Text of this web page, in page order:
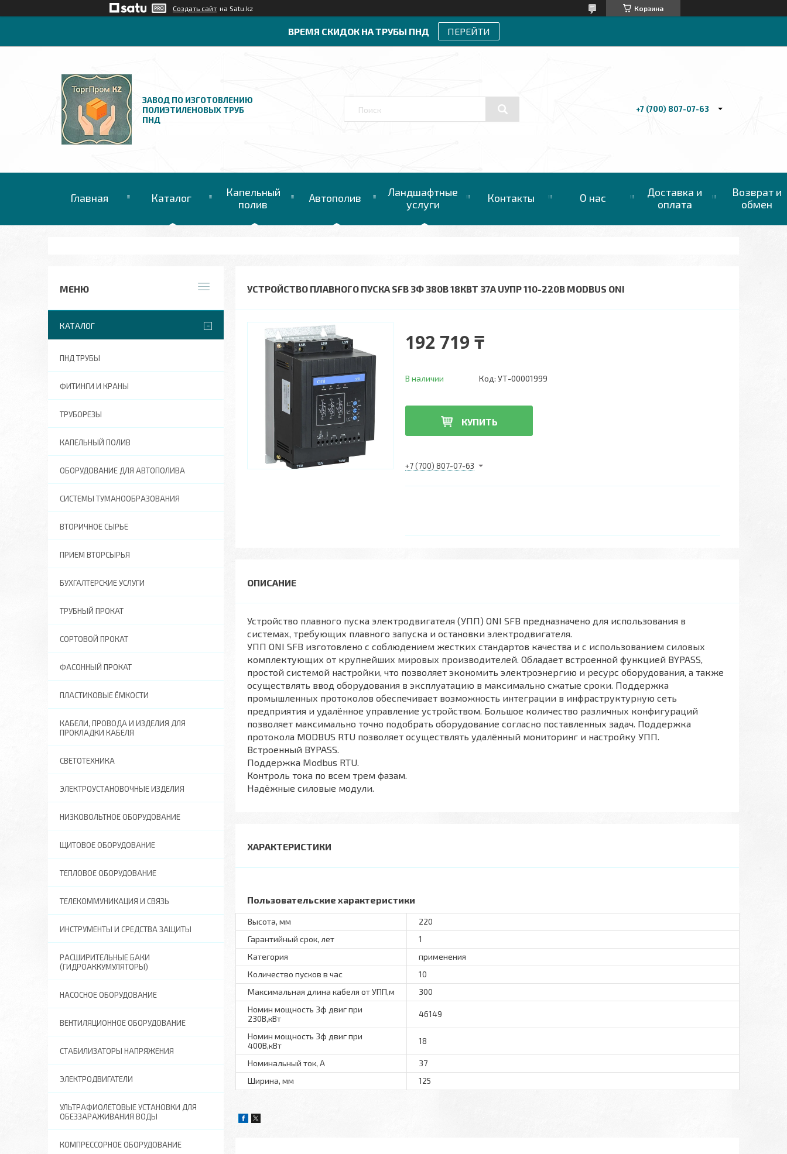
Создать сайт на Satu.kz Корзина
ВРЕМЯ СКИДОК НА ТРУБЫ ПНД ПЕРЕЙТИ
ЗАВОД ПО ИЗГОТОВЛЕНИЮ
ПОЛИЭТИЛЕНОВЫХ ТРУБ
ПНД
+7 (700) 807-07-63
Главная Каталог
Капельный
полив
Автополив
Ландшафтные
услуги
Контакты О нас
Доставка и
оплата
Возврат и
обмен
УСТРОЙСТВО ПЛАВНОГО ПУСКА SFB 3Ф 380В 18КВТ 37A UУПР 110-220В MODBUS ONI
192 719 ₸
В наличии Код: УТ-00001999
КУПИТЬ
+7 (700) 807-07-63
Устройство плавного пуска электродвигателя (УПП) ONI SFB предназначено для использования в
системах, требующих плавного запуска и остановки электродвигателя.
УПП ONI SFB изготовлено с соблюдением жестких стандартов качества и с использованием силовых
комплектующих от крупнейших мировых производителей. Обладает встроенной функцией BYPASS,
простой системой настройки, что позволяет экономить электроэнергию и ресурс оборудования, а также
осуществлять ввод оборудования в эксплуатацию в максимально сжатые сроки. Поддержка
промышленных протоколов обеспечивает возможность интеграции в инфраструктурную сеть
предприятия и удалённое управление устройством. Большое количество различных конфигураций
позволяет максимально точно подобрать оборудование согласно поставленных задач. Поддержка
протокола MODBUS RTU позволяет осуществлять удалённый мониторинг и настройку УПП.
Встроенный BYPASS.
Поддержка Modbus RTU.
Контроль тока по всем трем фазам.
Надёжные силовые модули.
ХАРАКТЕРИСТИКИ
Пользовательские характеристики
Высота, мм
220
Гарантийный срок, лет
1
Категория
применения
Количество пусков в час
10
Максимальная длина кабеля от УПП,м
300
Номин мощность 3ф двиг при
230В,кВт
46149
Номин мощность 3ф двиг при
400В,кВт
18
Номинальный ток, А
37
Ширина, мм
125
КАТАЛОГ
ПНД ТРУБЫ
ФИТИНГИ И КРАНЫ
ТРУБОРЕЗЫ
КАПЕЛЬНЫЙ ПОЛИВ
ОБОРУДОВАНИЕ ДЛЯ АВТОПОЛИВА
СИСТЕМЫ ТУМАНООБРАЗОВАНИЯ
ВТОРИЧНОЕ СЫРЬЕ
ПРИЕМ ВТОРСЫРЬЯ
БУХГАЛТЕРСКИЕ УСЛУГИ
ТРУБНЫЙ ПРОКАТ
СОРТОВОЙ ПРОКАТ
ФАСОННЫЙ ПРОКАТ
ПЛАСТИКОВЫЕ ЁМКОСТИ
КАБЕЛИ, ПРОВОДА И ИЗДЕЛИЯ ДЛЯ
ПРОКЛАДКИ КАБЕЛЯ
СВЕТОТЕХНИКА
ЭЛЕКТРОУСТАНОВОЧНЫЕ ИЗДЕЛИЯ
НИЗКОВОЛЬТНОЕ ОБОРУДОВАНИЕ
ЩИТОВОЕ ОБОРУДОВАНИЕ
ТЕПЛОВОЕ ОБОРУДОВАНИЕ
ТЕЛЕКОММУНИКАЦИЯ И СВЯЗЬ
ИНСТРУМЕНТЫ И СРЕДСТВА ЗАЩИТЫ
РАСШИРИТЕЛЬНЫЕ БАКИ
(ГИДРОАККУМУЛЯТОРЫ)
НАСОСНОЕ ОБОРУДОВАНИЕ
ВЕНТИЛЯЦИОННОЕ ОБОРУДОВАНИЕ
СТАБИЛИЗАТОРЫ НАПРЯЖЕНИЯ
ЭЛЕКТРОДВИГАТЕЛИ
УЛЬТРАФИОЛЕТОВЫЕ УСТАНОВКИ ДЛЯ
ОБЕЗЗАРАЖИВАНИЯ ВОДЫ
КОМПРЕССОРНОЕ ОБОРУДОВАНИЕ